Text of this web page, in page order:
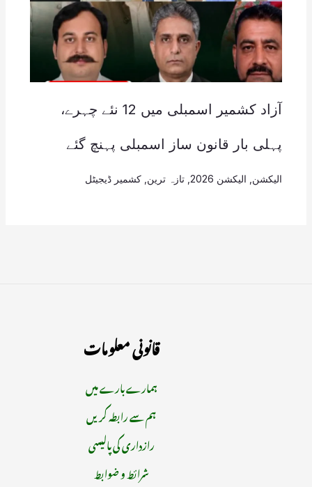
آزاد کشمیر اسمبلی میں 12 نئے چہرے،
پہلی بار قانون ساز اسمبلی پہنچ گئے
الیکشن الیکشن 2026 , تازہ ترین کشمیر ڈیجیٹل
قانونی معلومات
ہمارے بارے میں
ہم سے رابطہ کریں
رازداری کی پالیسی
شرائط و ضوابط